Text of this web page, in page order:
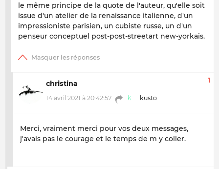
le même principe de la quote de l'auteur, qu'elle soit
issue d'un atelier de la renaissance italienne, d'un
impressioniste parisien, un cubiste russe, un d'un
penseur conceptuel post-post-streetart new-yorkais.
christina
14 avril 2021 à 20:42:57 kusto
1
Merci, vraiment merci pour vos deux messages,
j'avais pas le courage et le temps de m y coller.